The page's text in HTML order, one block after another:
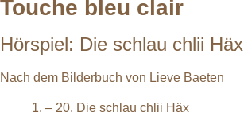
Touche bleu clair
Hörspiel: Die schlau chlii Häx
Nach dem Bilderbuch von Lieve Baeten
1. – 20. Die schlau chlii Häx